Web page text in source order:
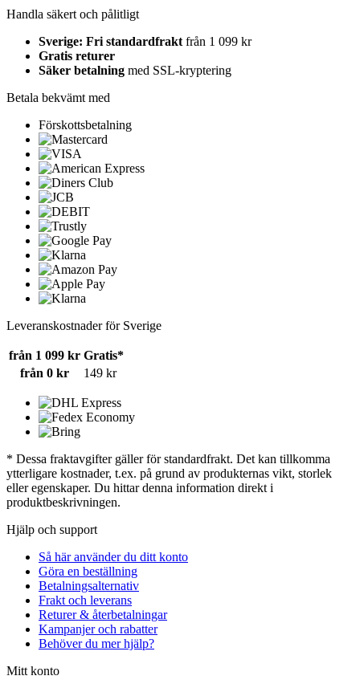
Handla säkert och pålitligt
Sverige: Fri standardfrakt från 1 099 kr
Gratis returer
Säker betalning med SSL-kryptering
Betala bekvämt med
Förskottsbetalning
Leveranskostnader för Sverige
från 1 099 kr Gratis*
från 0 kr
149 kr
* Dessa fraktavgifter gäller för standardfrakt. Det kan tillkomma
ytterligare kostnader, t.ex. på grund av produkternas vikt, storlek
eller egenskaper. Du hittar denna information direkt i
produktbeskrivningen.
Hjälp och support
Så här använder du ditt konto
Göra en beställning
Betalningsalternativ
Frakt och leverans
Returer & återbetalningar
Kampanjer och rabatter
Behöver du mer hjälp?
Mitt konto